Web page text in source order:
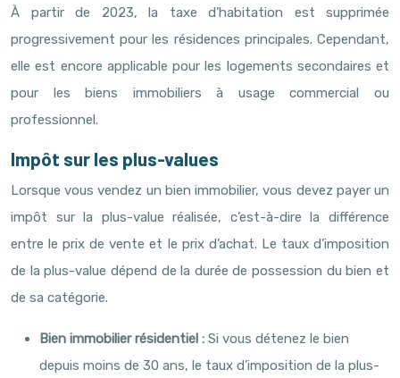
À partir de 2023, la taxe d’habitation est supprimée
progressivement pour les résidences principales. Cependant,
elle est encore applicable pour les logements secondaires et
pour les biens immobiliers à usage commercial ou
professionnel.
Impôt sur les plus-values
Lorsque vous vendez un bien immobilier, vous devez payer un
impôt sur la plus-value réalisée, c’est-à-dire la différence
entre le prix de vente et le prix d’achat. Le taux d’imposition
de la plus-value dépend de la durée de possession du bien et
de sa catégorie.
Bien immobilier résidentiel : Si vous détenez le bien
depuis moins de 30 ans, le taux d’imposition de la plus-